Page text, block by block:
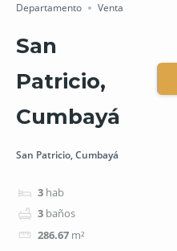
Departamento Venta
San
Patricio,
Cumbayá
San Patricio, Cumbayá
3 hab
3 baños
286.67 m²